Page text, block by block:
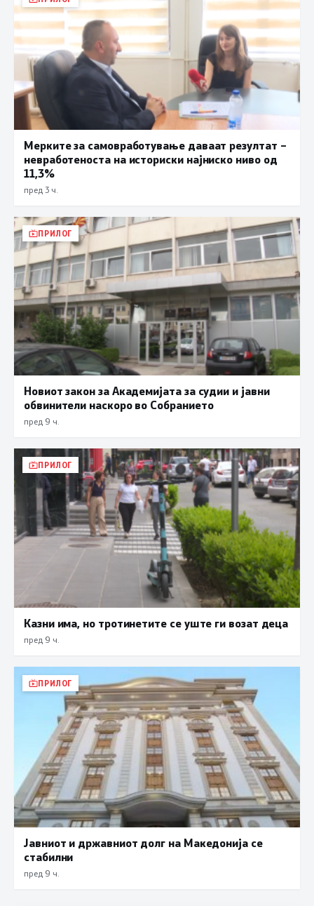
Мерките за самовработување даваат резултат –
невработеноста на историски најниско ниво од
11,3%
пред 3 ч.
ПРИЛОГ
Новиот закон за Академијата за судии и јавни
обвинители наскоро во Собранието
пред 9 ч.
ПРИЛОГ
Казни има, но тротинетите се уште ги возат деца
пред 9 ч.
ПРИЛОГ
Јавниот и државниот долг на Македонија се
стабилни
пред 9 ч.